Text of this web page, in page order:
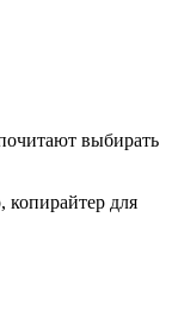
выбирать
копирайтер для